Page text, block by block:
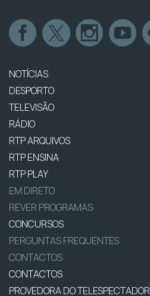
NOTÍCIAS
DESPORTO
TELEVISÃO
RÁDIO
RTP ARQUIVOS
RTP ENSINA
RTP PLAY
EM DIRETO
REVER PROGRAMAS
CONCURSOS
PERGUNTAS FREQUENTES
CONTACTOS
CONTACTOS
PROVEDORA DO TELESPECTADOR